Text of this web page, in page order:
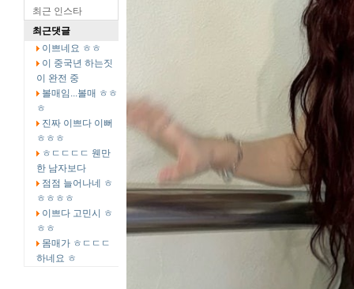
최근 인스타
최근댓글
이쁘네요 ㅎㅎ
이 중국년 하는짓
이 완전 중
볼매임...볼매 ㅎㅎ
ㅎ
진짜 이쁘다 이뻐
ㅎㅎㅎ
ㅎㄷㄷㄷㄷ 웬만
한 남자보다
점점 늘어나네 ㅎ
ㅎㅎㅎㅎ
이쁘다 고민시 ㅎ
ㅎㅎ
몸매가 ㅎㄷㄷㄷ
하네요 ㅎ